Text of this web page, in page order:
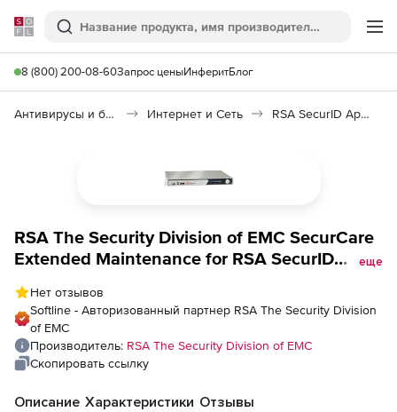
Softline
Поиск
8 (800) 200-08-60Запрос ценыИнферитБлог
Антивирусы и безопасность Интернет и Сеть RSA SecurID Appliance
RSA The Security Division of EMC SecurCare
Extended Maintenance for RSA SecurID
Количество пользователей
еще
Нет отзывов
Softline - Авторизованный партнер RSA The Security Division
of EMC
Производитель: RSA The Security Division of EMC
Скопировать ссылку
Описание Характеристики Отзывы